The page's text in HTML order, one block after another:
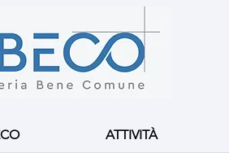
ATTIVITÀ